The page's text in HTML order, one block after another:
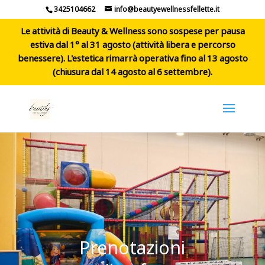
3425104662 info@beautyewellnessfellette.it
Le attività di Beauty & Wellness sono sospese per pausa
estiva dal 1° al 31 agosto (attività libera e percorso
benessere). L'estetica rimarrà operativa fino al 13 agosto
(chiusura dal 14 agosto al 6 settembre).
Prenotazioni